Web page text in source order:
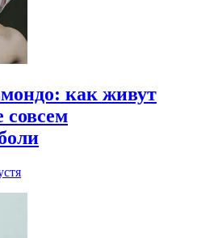
как живут
совсем